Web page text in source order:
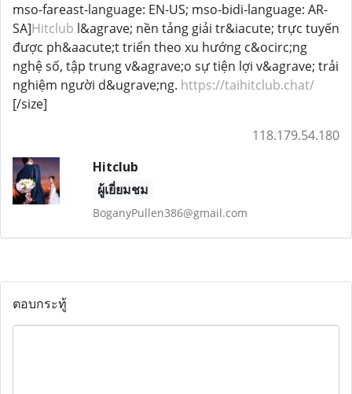
mso-fareast-language: EN-US; mso-bidi-language: AR-
SA]Hitclub l&agrave; nền tảng giải tr&iacute; trực tuyến
được ph&aacute;t triển theo xu hướng c&ocirc;ng
nghệ số, tập trung v&agrave;o sự tiện lợi v&agrave; trải
nghiệm người d&ugrave;ng. https://taihitclub.chat/
[/size]
118.179.54.180
Hitclub
ผู้เยี่ยมชม
BoganyPullen386@gmail.com
ตอบกระทู้